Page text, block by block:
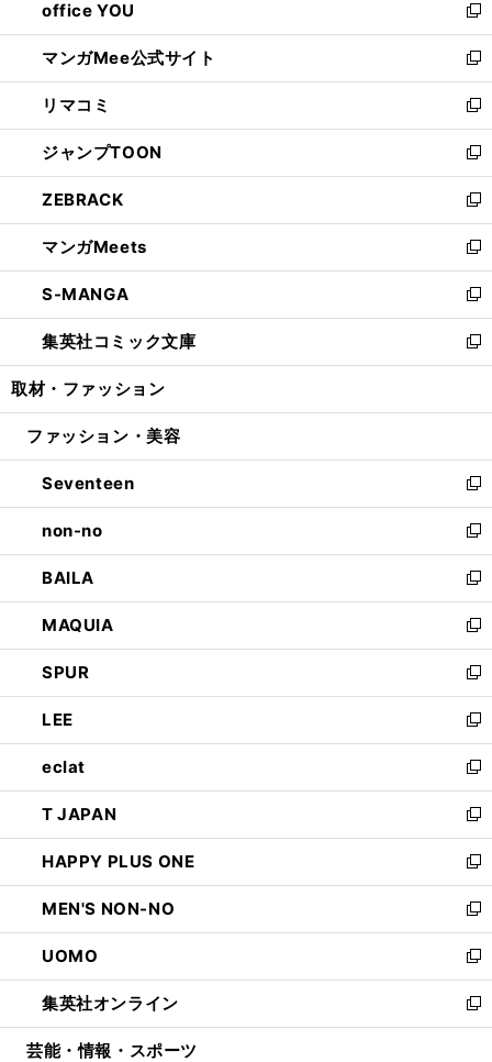
く
で
開
く
ィ
ン
ド
ウ
で
開
く
い
ウ
ィ
ン
ド
ウ
で
開
く
office YOU
新
し
い
ウ
ィ
ン
ド
ウ
で
開
く
マンガMee公式サイト
新
し
い
ウ
ィ
ン
ド
ウ
で
開
く
リマコミ
新
し
い
ウ
ィ
ン
ド
ウ
で
開
く
ジャンプTOON
新
し
い
ウ
ィ
ン
ド
ウ
で
開
ZEBRACK
新
し
い
ウ
ィ
ン
ド
ウ
開
マンガMeets
新
し
い
ウ
ィ
ン
ウ
開
く
S-MANGA
新
し
い
ウ
ン
ウ
で
開
く
集英社コミック文庫
新
し
ウ
ン
ド
ウ
で
開
く
取材・ファッション
ファッション・美容
Seventeen
新
し
い
ウ
ィ
ン
ド
ウ
で
開
く
non-no
新
し
い
ウ
ィ
ン
ド
ウ
で
開
く
BAILA
新
し
い
ウ
ィ
ン
ド
ウ
で
開
く
MAQUIA
新
し
い
ウ
ィ
ン
ド
ウ
で
開
く
SPUR
新
し
い
ウ
ィ
ン
ド
ウ
で
開
く
LEE
新
し
い
ウ
ィ
ン
ド
ウ
で
開
く
eclat
新
し
い
ウ
ィ
ン
ド
ウ
で
開
く
T JAPAN
新
し
い
ウ
ィ
ン
ド
ウ
で
開
HAPPY PLUS ONE
新
し
い
ウ
ィ
ン
ド
ウ
MEN'S NON-NO
新
し
い
ウ
ィ
ン
UOMO
新
し
い
ウ
集英社オンライン
新
し
芸能・情報・スポーツ